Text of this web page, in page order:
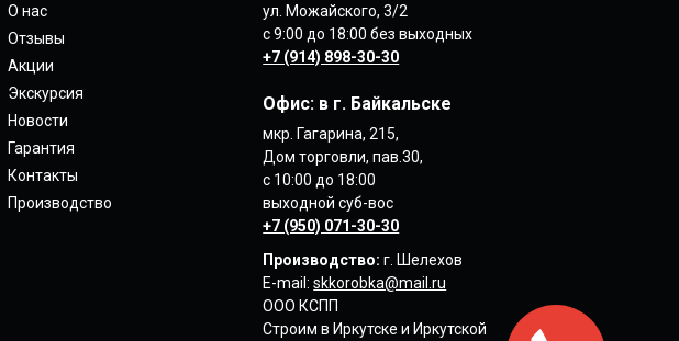
О нас
Отзывы
Акции
Экскурсия
Новости
Гарантия
Контакты
Производство
ул. Можайского, 3/2
с 9:00 до 18:00 без выходных
+7 (914) 898-30-30
Офис: в г. Байкальске
мкр. Гагарина, 215,
Дом торговли, пав.30,
с 10:00 до 18:00
выходной суб-вос
+7 (950) 071-30-30
Производство: г. Шелехов
E-mail:skkorobka@mail.ru
ООО КСПП
Строим в Иркутскеи Иркутской